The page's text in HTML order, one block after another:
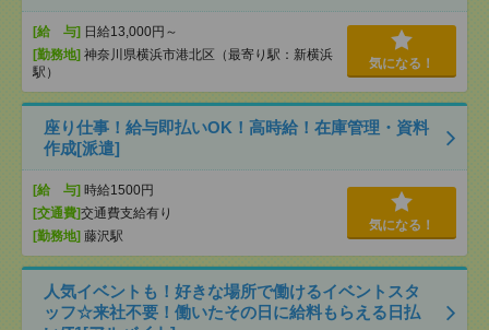
[給 与] 日給13,000円～
[勤務地] 神奈川県横浜市港北区（最寄り駅：新横浜
駅）
気になる！
座り仕事！給与即払いOK！高時給！在庫管理・資料
作成[派遣]
[給 与] 時給1500円
[交通費]交通費支給有り
[勤務地] 藤沢駅
気になる！
人気イベントも！好きな場所で働けるイベントスタ
ッフ☆来社不要！働いたその日に給料もらえる日払